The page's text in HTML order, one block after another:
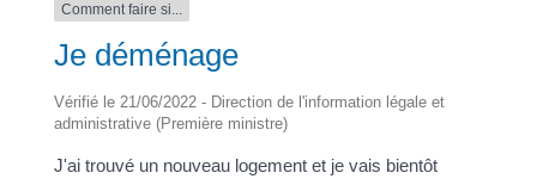
Comment faire si...
Je déménage
Vérifié le 21/06/2022 - Direction de l'information légale et
administrative (Première ministre)
J'ai trouvé un nouveau logement et je vais bientôt